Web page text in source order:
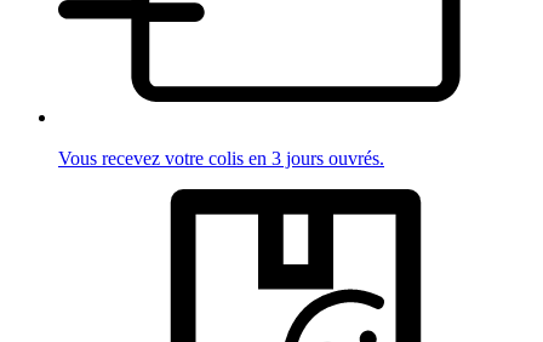
Vous recevez votre colis en 3 jours ouvrés.